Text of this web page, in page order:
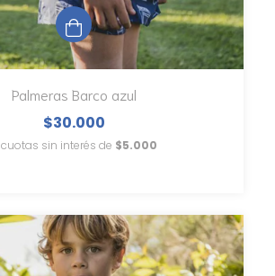
Palmeras Barco azul
$30.000
cuotas sin interés de $5.000